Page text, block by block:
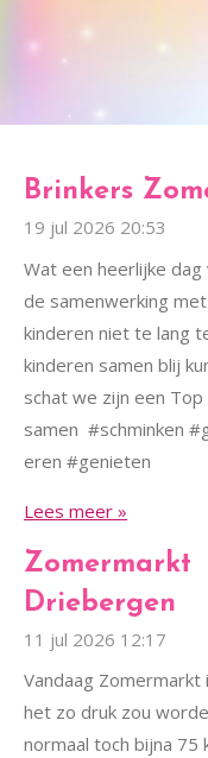
Brinkers
19 jul 2026 20:53
Wat een heerlijke dag
de samenwerking
kinderen niet te lang
kinderen samen blij
schat we zijn een
samen #schminken
eren #genieten
Lees meer »
Zomermarkt
Driebergen
11 jul 2026 12:17
Vandaag
het zo druk zou
normaal toch bijna 75